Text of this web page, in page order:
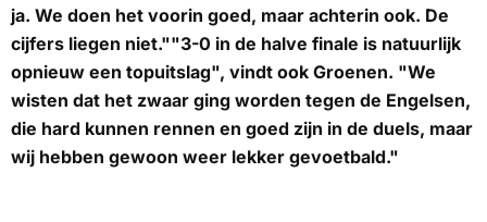
ja. We doen het voorin goed, maar achterin ook. De
cijfers liegen niet.""3-0 in de halve finale is natuurlijk
opnieuw een topuitslag", vindt ook Groenen. "We
wisten dat het zwaar ging worden tegen de Engelsen,
die hard kunnen rennen en goed zijn in de duels, maar
wij hebben gewoon weer lekker gevoetbald."